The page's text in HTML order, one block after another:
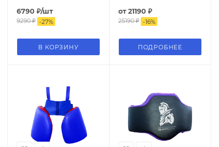
6790 ₽/шт
9290₽ -27%
В КОРЗИНУ
от21190 ₽
25190 ₽ -16%
ПОДРОБНЕЕ